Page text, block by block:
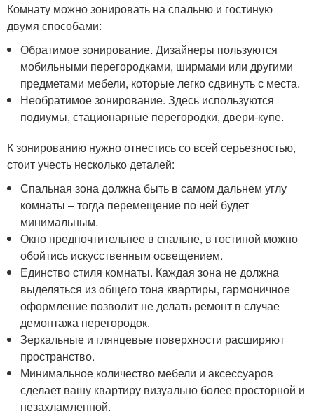
Комнату можно зонировать на спальню и гостиную
двумя способами:
Обратимое зонирование. Дизайнеры пользуются
мобильными перегородками, ширмами или другими
предметами мебели, которые легко сдвинуть с места.
Необратимое зонирование. Здесь используются
подиумы, стационарные перегородки, двери-купе.
К зонированию нужно отнестись со всей серьезностью,
стоит учесть несколько деталей:
Спальная зона должна быть в самом дальнем углу
комнаты – тогда перемещение по ней будет
минимальным.
Окно предпочтительнее в спальне, в гостиной можно
обойтись искусственным освещением.
Единство стиля комнаты. Каждая зона не должна
выделяться из общего тона квартиры, гармоничное
оформление позволит не делать ремонт в случае
демонтажа перегородок.
Зеркальные и глянцевые поверхности расширяют
пространство.
Минимальное количество мебели и аксессуаров
сделает вашу квартиру визуально более просторной и
незахламленной.